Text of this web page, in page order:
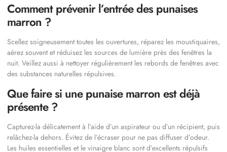
Comment prévenir l’entrée des punaises
marron ?
Scellez soigneusement toutes les ouvertures, réparez les moustiquaires,
aérez souvent et réduisez les sources de lumière près des fenêtres la
nuit. Veillez aussi à nettoyer régulièrement les rebords de fenêtres avec
des substances naturelles répulsives.
Que faire si une punaise marron est déjà
présente ?
Capturez-la délicatement à l’aide d’un aspirateur ou d’un récipient, puis
relâchez-la dehors. Évitez de l’écraser pour ne pas diffuser d’odeur.
Les huiles essentielles et le vinaigre blanc sont d’excellents répulsifs